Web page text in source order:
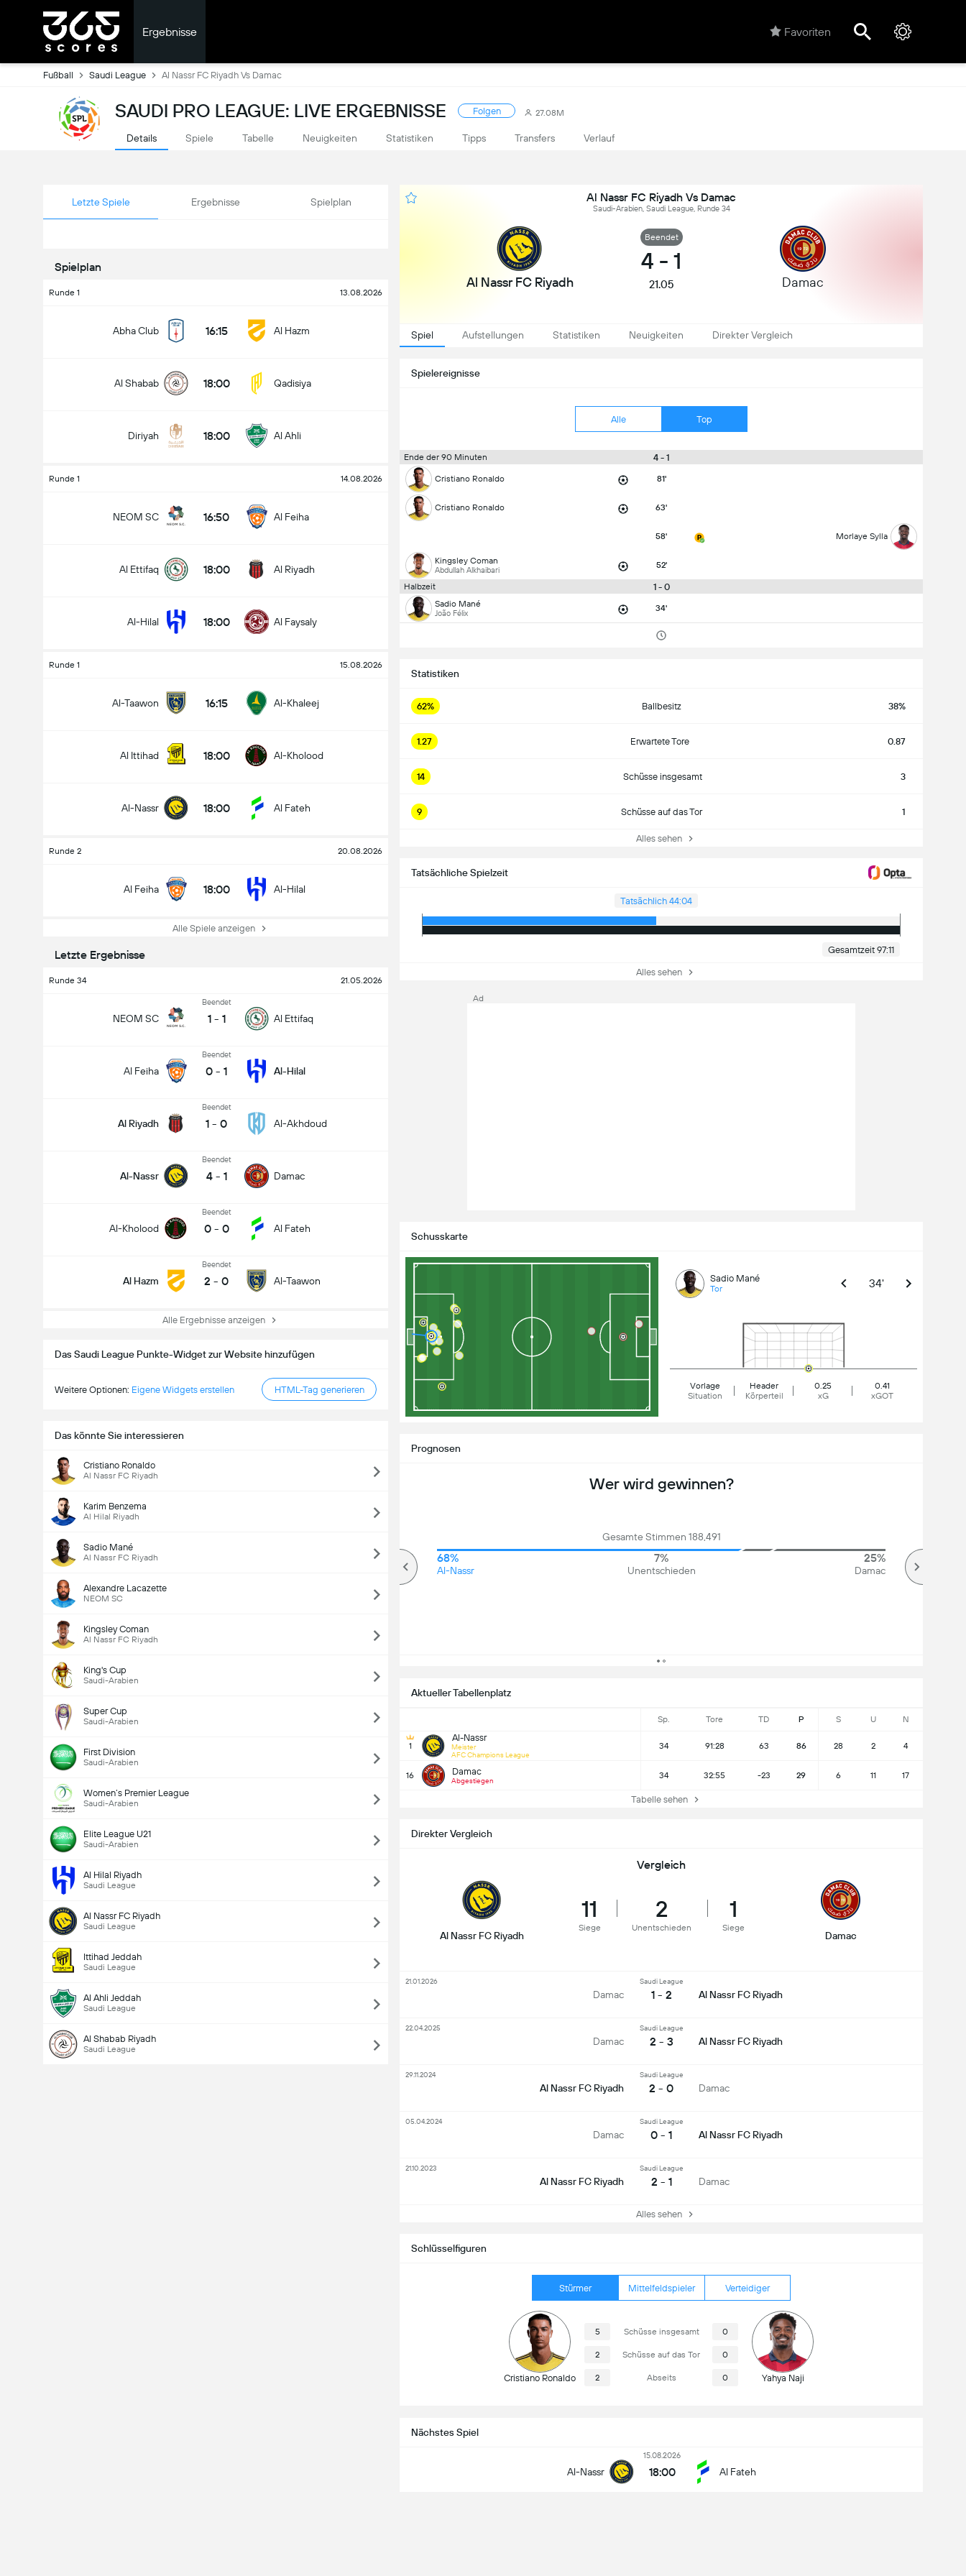
Ergebnisse Favoriten
Fußball Saudi League Al Nassr FC Riyadh Vs Damac
SAUDI PRO LEAGUE: LIVE ERGEBNISSE Folgen 27.08M
Details Spiele Tabelle Neuigkeiten Statistiken Tipps Transfers Verlauf
Letzte Spiele Ergebnisse Spielplan
Spielplan
Runde 1 13.08.2026
Abha Club 16:15 Al Hazm
Al Shabab 18:00 Qadisiya
Diriyah 18:00 Al Ahli
Runde 1 14.08.2026
NEOM SC 16:50 Al Feiha
Al Ettifaq 18:00 Al Riyadh
Al-Hilal 18:00 Al Faysaly
Runde 1 15.08.2026
Al-Taawon 16:15 Al-Khaleej
Al Ittihad 18:00 Al-Kholood
Al-Nassr 18:00 Al Fateh
Runde 2 20.08.2026
Al Feiha 18:00 Al-Hilal
Alle Spiele anzeigen
Letzte Ergebnisse
Runde 34 21.05.2026
NEOM SC
Beendet
1 - 1 Al Ettifaq
Al Feiha
Beendet
0 - 1 Al-Hilal
Al Riyadh
Beendet
1 - 0 Al-Akhdoud
Al-Nassr
Beendet
4 - 1 Damac
Al-Kholood
Beendet
0 - 0 Al Fateh
Al Hazm
Beendet
2 - 0 Al-Taawon
Alle Ergebnisse anzeigen
Das Saudi League Punkte-Widget zur Website hinzufügen
Weitere Optionen: Eigene Widgets erstellen HTML-Tag generieren
Das könnte Sie interessieren
Cristiano Ronaldo
Al Nassr FC Riyadh
Karim Benzema
Al Hilal Riyadh
Sadio Mané
Al Nassr FC Riyadh
Alexandre Lacazette
NEOM SC
Kingsley Coman
Al Nassr FC Riyadh
King's Cup
Saudi-Arabien
Super Cup
Saudi-Arabien
First Division
Saudi-Arabien
Women’s Premier League
Saudi-Arabien
Elite League U21
Saudi-Arabien
Al Hilal Riyadh
Saudi League
Al Nassr FC Riyadh
Saudi League
Ittihad Jeddah
Saudi League
Al Ahli Jeddah
Saudi League
Al Shabab Riyadh
Saudi League
Al Nassr FC Riyadh Vs Damac
Saudi-Arabien, Saudi League, Runde 34
Al Nassr FC Riyadh
Beendet
4 - 1
21.05 Damac
Spiel Aufstellungen Statistiken Neuigkeiten Direkter Vergleich
Spielereignisse
Alle Top
Ende der 90 Minuten 4 - 1
Cristiano Ronaldo 81'
Cristiano Ronaldo 63'
58' Morlaye Sylla
Kingsley Coman
Abdullah Alkhaibari 52'
Halbzeit 1 - 0
Sadio Mané
João Félix 34'
Nächstes Spiel
Al-Nassr
15.08.2026
18:00 Al Fateh
Schlüsselfiguren
Stürmer Mittelfeldspieler Verteidiger
Cristiano Ronaldo
5 Schüsse insgesamt 0
2 Schüsse auf das Tor 0
2 Abseits 0 Yahya Naji
Statistiken
62% Ballbesitz 38%
1.27 Erwartete Tore 0.87
14 Schüsse insgesamt 3
9 Schüsse auf das Tor 1
Alles sehen
Tatsächliche Spielzeit
Tatsächlich 44:04
Gesamtzeit 97:11
Alles sehen
Schusskarte
Sadio Mané
Tor 34'
Vorlage
Situation
Header
Körperteil
0.25
xG
0.41
xGOT
Aktueller Tabellenplatz
Sp. Tore TD P S U N
1
Al-Nassr
Meister
AFC Champions League
34 91:28 63 86 28 2 4
16 Damac
Abgestiegen
34 32:55 -23 29 6 11 17
Tabelle sehen
Prognosen
Wer wird gewinnen?
Gesamte Stimmen 188,491
68%
Al-Nassr
7%
Unentschieden
25%
Damac
Gesamtanzahl Tore im Spiel (2.5)
Direkter Vergleich
Vergleich
Al Nassr FC Riyadh
11
Siege
2
Unentschieden
1
Siege
Damac
Damac
Saudi League
1 - 2 Al Nassr FC Riyadh
21.01.2026
Damac
Saudi League
2 - 3 Al Nassr FC Riyadh
22.04.2025
Al Nassr FC Riyadh
Saudi League
2 - 0 Damac
29.11.2024
Damac
Saudi League
0 - 1 Al Nassr FC Riyadh
05.04.2024
Al Nassr FC Riyadh
Saudi League
2 - 1 Damac
21.10.2023
Alles sehen
Ad